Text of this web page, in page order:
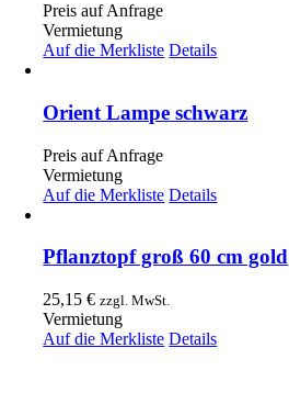
Preis auf Anfrage
Vermietung
Auf die Merkliste Details
Orient Lampe schwarz
Preis auf Anfrage
Vermietung
Auf die Merkliste Details
Pflanztopf groß 60 cm gold
25,15€ zzgl. MwSt.
Vermietung
Auf die Merkliste Details